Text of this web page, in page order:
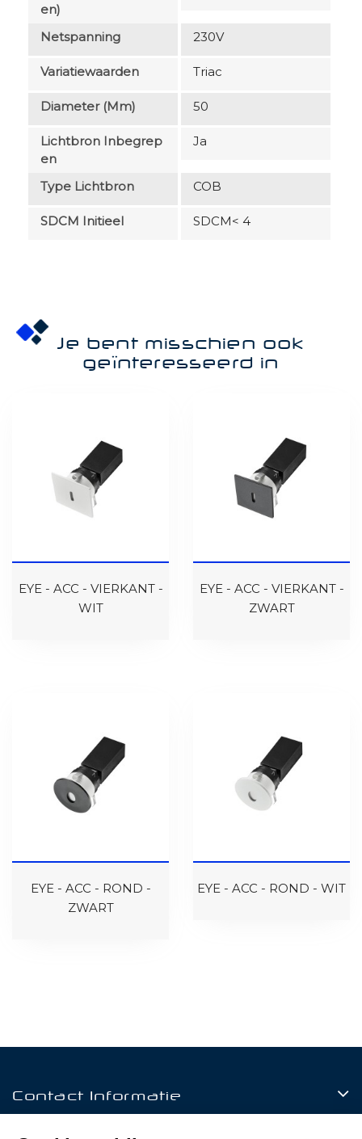
En)
Netspanning 230V
Variatiewaarden Triac
Diameter (mm) 50
Lichtbron Inbegrep
En
Ja
Type Lichtbron COB
SDCM Initieel SDCM< 4
Je bent misschien ook
geïnteresseerd in
EYE - ACC - VIERKANT -
WIT
EYE - ACC - VIERKANT -
ZWART
EYE - ACC - ROND -
ZWART
EYE - ACC - ROND - WIT
Contact Informatie